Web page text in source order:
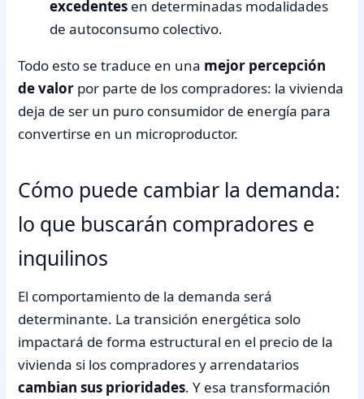
excedentes en determinadas modalidades
de autoconsumo colectivo.
Todo esto se traduce en una mejor percepción
de valor por parte de los compradores: la vivienda
deja de ser un puro consumidor de energía para
convertirse en un microproductor.
Cómo puede cambiar la demanda:
lo que buscarán compradores e
inquilinos
El comportamiento de la demanda será
determinante. La transición energética solo
impactará de forma estructural en el precio de la
vivienda si los compradores y arrendatarios
cambian sus prioridades. Y esa transformación